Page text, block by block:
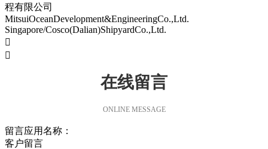
程有限公司
MitsuiOceanDevelopment&EngineeringCo.,Ltd.
Singapore/Cosco(Dalian)ShipyardCo.,Ltd.


在线留言
ONLINE MESSAGE
留言应用名称：
客户留言